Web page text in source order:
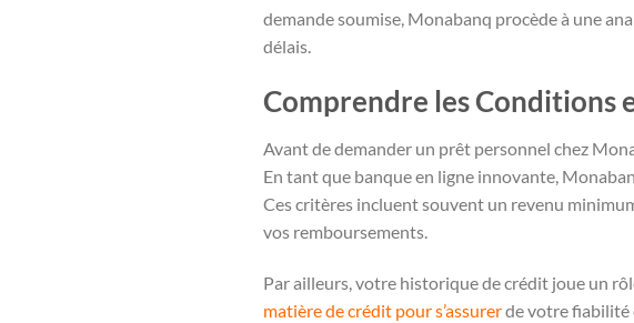
demande soumise, Monabanq procède à une
délais.
Comprendre les Conditions
Avant de demander un prêt personnel chez
En tant que banque en ligne innovante,
Ces critères incluent souvent un revenu
vos remboursements.
Par ailleurs, votre historique de crédit joue un
matière de crédit pour s’assurerde votre fiabilité